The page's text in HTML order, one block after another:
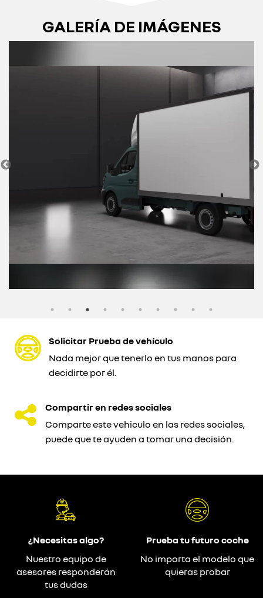
GALERÍA DE IMÁGENES
Solicitar Prueba de vehículo
Nada mejor que tenerlo en tus manos para
decidirte por él.
Compartir en redes sociales
Comparte este vehiculo en las redes sociales,
puede que te ayuden a tomar una decisión.
¿Necesitas algo?
Nuestro equipo de
asesores responderán
tus dudas
Prueba tu futuro coche
No importa el modelo que
quieras probar